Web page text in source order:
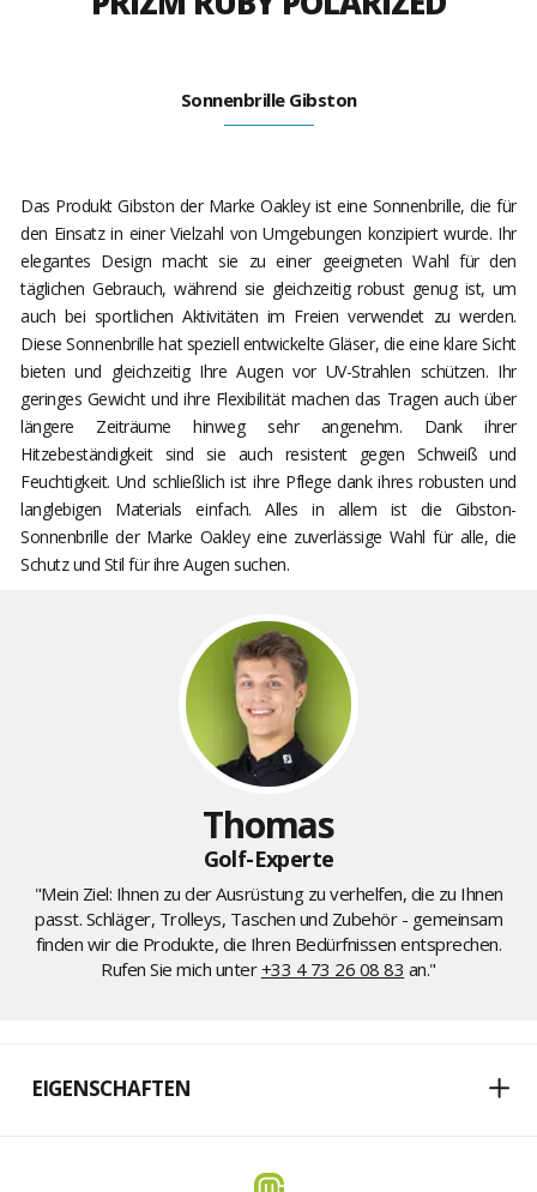
Sonnenbrille Gibston
Das Produkt Gibston der Marke Oakley ist eine Sonnenbrille, die für
den Einsatz in einer Vielzahl von Umgebungen konzipiert wurde. Ihr
elegantes Design macht sie zu einer geeigneten Wahl für den
täglichen Gebrauch, während sie gleichzeitig robust genug ist, um
auch bei sportlichen Aktivitäten im Freien verwendet zu werden.
Diese Sonnenbrille hat speziell entwickelte Gläser, die eine klare Sicht
bieten und gleichzeitig Ihre Augen vor UV-Strahlen schützen. Ihr
geringes Gewicht und ihre Flexibilität machen das Tragen auch über
längere Zeiträume hinweg sehr angenehm. Dank ihrer
Hitzebeständigkeit sind sie auch resistent gegen Schweiß und
Feuchtigkeit. Und schließlich ist ihre Pflege dank ihres robusten und
langlebigen Materials einfach. Alles in allem ist die Gibston-
Sonnenbrille der Marke Oakley eine zuverlässige Wahl für alle, die
Schutz und Stil für ihre Augen suchen.
Thomas
Golf-Experte
"Mein Ziel: Ihnen zu der Ausrüstung zu verhelfen, die zu Ihnen
passt. Schläger, Trolleys, Taschen und Zubehör - gemeinsam
finden wir die Produkte, die Ihren Bedürfnissen entsprechen.
Rufen Sie mich unter+33 4 73 26 08 83 an."
EIGENSCHAFTEN